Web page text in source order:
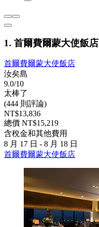
1. 首爾費爾蒙大使飯店
首爾費爾蒙大使飯店
汝矣島
9.0/10
太棒了
(444 則評論)
NT$13,836
總價 NT$15,219
含稅金和其他費用
8 月 17 日 - 8 月 18 日
首爾費爾蒙大使飯店